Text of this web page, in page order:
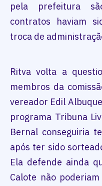
pela prefeitura
contratos haviam
troca de
Ritva volta a
membros da
vereador Edil
programa Tribuna
Bernal conseguiria
após ter sido
Ela defende ainda
Calote não